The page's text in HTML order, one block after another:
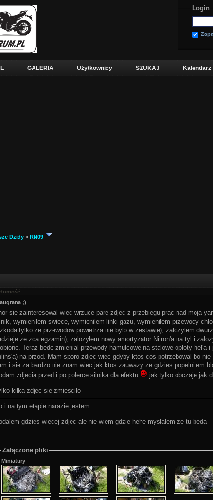
Login
GALERIA Użytkownicy SZUKAJ Kalendarz
Dzidy » RN09
;)
sie zainteresowal wiec wrzuce pare zdjec z przebiegu prac nad moja
wymienilem swiece, wymienilem linki gazu, wymienilem przewody
tylko ze przewodow powietrza nie bylo w zestawie), zalozylem
ze zda egzamin), zalozylem nowy amortyzator Nitron'a na tyl i
Teraz bede zmienial przewody hamulcowe na stalowe oploty hel'a
na przod. Mam sporo zdjec wiec gdyby ktos cos potrzebowal bo
i sie za bardzo nie znam wiec jak ktos zauwazy ze gdzies popelnilem
zdjecia przed i po polerce silnika dla efektu
jak tylko obczaje jak
kilka zdjec sie zmiescilo
i na tym etapie narazie jestem
gdzies wiecej zdjec ale nie wiem gdzie hehe myslalem ze tu beda
Załączone pliki
Miniatury